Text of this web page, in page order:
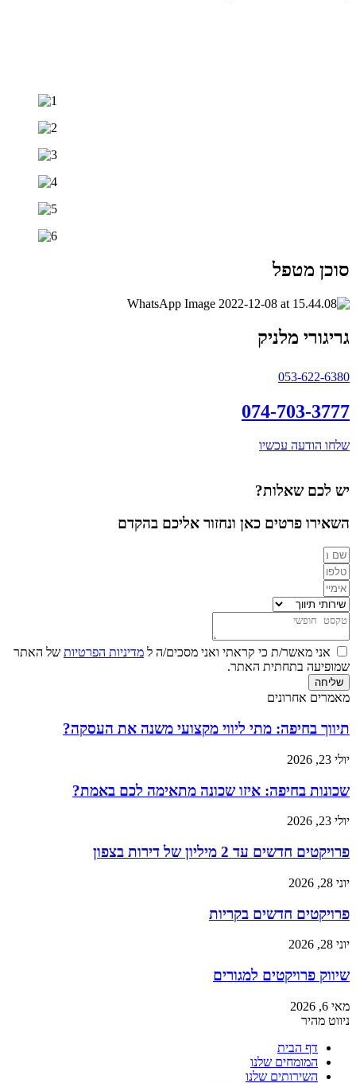
סוכן מטפל
גריגורי מלניק
053-622-6380
074-703-3777
שלחו הודעה עכשיו
יש לכם שאלות?
השאירו פרטים כאן ונחזור אליכם בהקדם
אני מאשר/ת כי קראתי ואני מסכים/ה ל מדיניות הפרטיות של האתר
שמופיעה בתחתית האתר.
שליחה
מאמרים אחרונים
תיווך בחיפה: מתי ליווי מקצועי משנה את העסקה?
יולי 23, 2026
שכונות בחיפה: איזו שכונה מתאימה לכם באמת?
יולי 23, 2026
פרויקטים חדשים עד 2 מיליון של דירות בצפון
יוני 28, 2026
פרויקטים חדשים בקריות
יוני 28, 2026
שיווק פרויקטים למגורים
מאי 6, 2026
ניווט מהיר
דף הבית
המומחים שלנו
השירותים שלנו